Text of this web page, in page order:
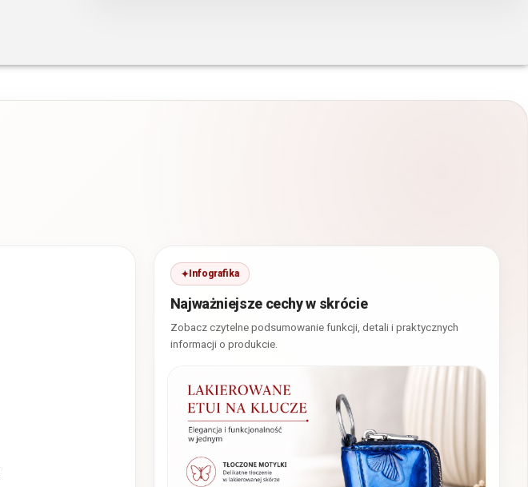
Infografika
Najważniejsze cechy w skrócie
Zobacz czytelne podsumowanie funkcji, detali i praktycznych
informacji o produkcie.